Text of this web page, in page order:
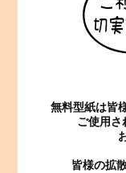
無料型紙は皆
ご使用さ
皆様の拡